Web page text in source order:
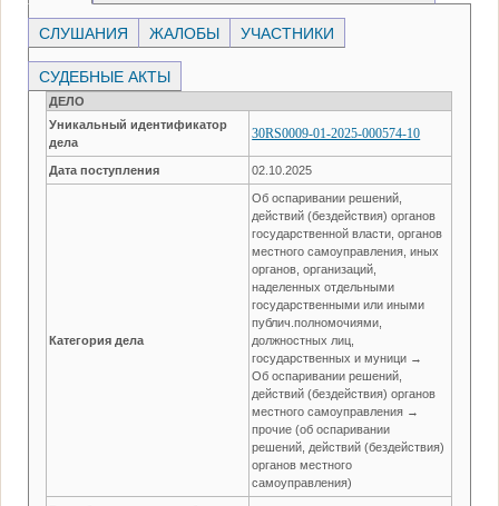
СЛУШАНИЯ ЖАЛОБЫ УЧАСТНИКИ
СУДЕБНЫЕ АКТЫ
ДЕЛО
Уникальный идентификатор
дела
30RS0009-01-2025-000574-10
Дата поступления 02.10.2025
Категория дела
Об оспаривании решений,
действий (бездействия) органов
государственной власти, органов
местного самоуправления, иных
органов, организаций,
наделенных отдельными
государственными или иными
публич.полномочиями,
должностных лиц,
государственных и муници →
Об оспаривании решений,
действий (бездействия) органов
местного самоуправления →
прочие (об оспаривании
решений, действий (бездействия)
органов местного
самоуправления)